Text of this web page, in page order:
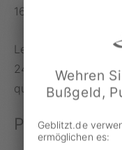
160 Metern“
Letzteres hat nur
240-Meter-Version
quasi ein Strich pro
Platz 2:
Wehren
Bußgeld,
Geblitzt.de
ermöglichen es: